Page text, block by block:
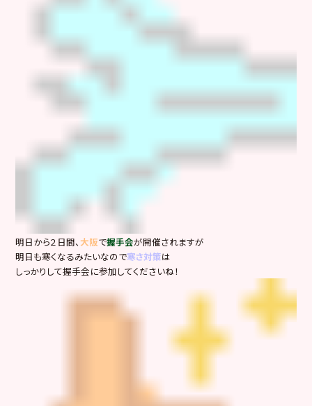
明日から２日間、大阪で握手会が開催されますが
明日も寒くなるみたいなので寒さ対策は
しっかりして握手会に参加してくださいね！